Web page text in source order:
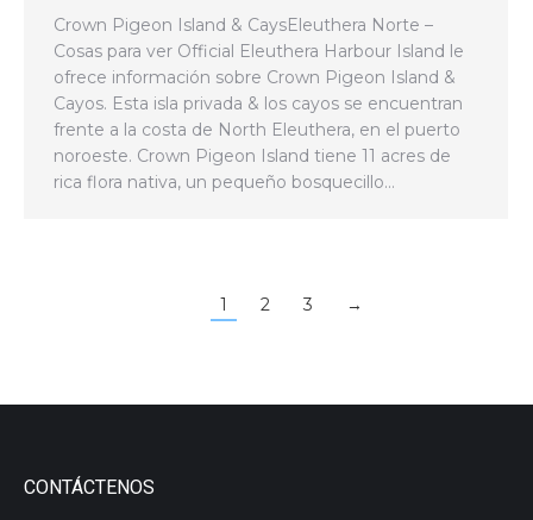
Crown Pigeon Island & CaysEleuthera Norte –
Cosas para ver Official Eleuthera Harbour Island le
ofrece información sobre Crown Pigeon Island &
Cayos. Esta isla privada & los cayos se encuentran
frente a la costa de North Eleuthera, en el puerto
noroeste. Crown Pigeon Island tiene 11 acres de
rica flora nativa, un pequeño bosquecillo…
1 2 3 →
CONTÁCTENOS